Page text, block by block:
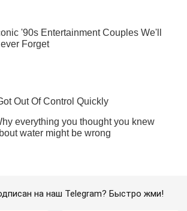
на наш Telegram? Быстро жми!